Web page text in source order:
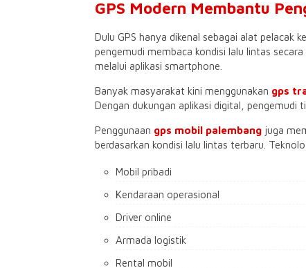
GPS Modern Membantu
Dulu GPS hanya dikenal sebagai alat pelacak
pengemudi membaca kondisi lalu lintas
melalui aplikasi smartphone.
Banyak masyarakat kini menggunakan gps
Dengan dukungan aplikasi digital, pengemudi
Penggunaan gps mobil palembang juga
berdasarkan kondisi lalu lintas terbaru.
Mobil pribadi
Kendaraan operasional
Driver online
Armada logistik
Rental mobil